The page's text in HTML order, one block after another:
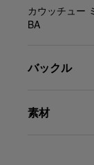
カウッチュー
BA
バックル
素材